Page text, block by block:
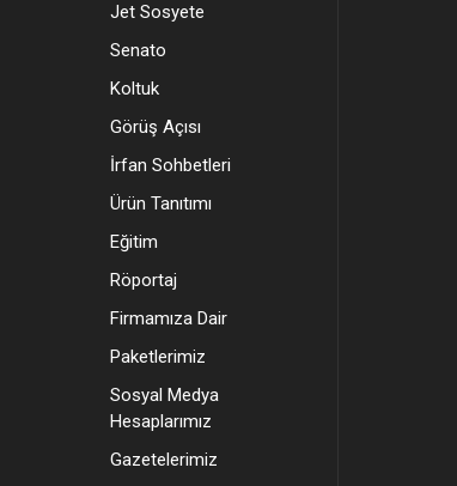
Jet Sosyete
Senato
Koltuk
Görüş Açısı
İrfan Sohbetleri
Ürün Tanıtımı
Eğitim
Röportaj
Firmamıza Dair
Paketlerimiz
Sosyal Medya
Hesaplarımız
Gazetelerimiz